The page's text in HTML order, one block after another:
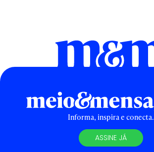
Informa, inspira e conecta.
ASSINE JÁ